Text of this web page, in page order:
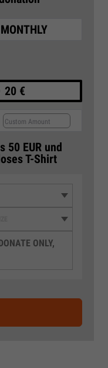
MONTHLY
20 €
50 EUR und
T-Shirt
ONLY,